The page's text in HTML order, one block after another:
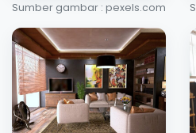
Sumber gambar : pexels.com